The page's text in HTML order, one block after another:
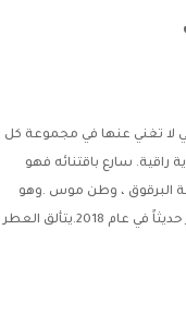
لا تغني عنها في مجموعة كل
راقية. سارع باقتنائه فهو
البرقوق ، وطن موس .وهو
عطر مثير للنساء من العائلة القبرصية الزهرية.صدر حديثاً في عام 2018.يتألق العطر